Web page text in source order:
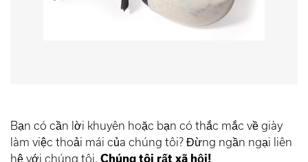
Bạn có cần lời khuyên hoặc bạn có thắc mắc về giày
làm việc thoải mái của chúng tôi? Đừng ngần ngại liên
hệ với chúng tôi, Chúng tôi rất xã hội!